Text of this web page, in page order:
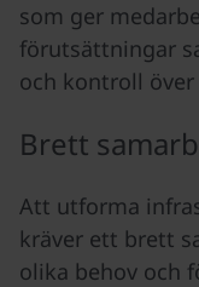
som ger
förutsättningar
och kontroll
Brett
Att utforma
kräver ett brett
olika behov och